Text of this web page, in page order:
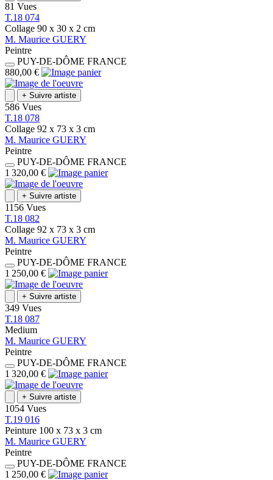
81 Vues
T.18 074
Collage 90 x 30 x 2 cm
M. Maurice GUERY
Peintre
PUY-DE-DÔME FRANCE
880,00 €
+ Suivre artiste
586 Vues
T.18 078
Collage 92 x 73 x 3 cm
M. Maurice GUERY
Peintre
PUY-DE-DÔME FRANCE
1 320,00 €
+ Suivre artiste
1156 Vues
T.18 082
Collage 92 x 73 x 3 cm
M. Maurice GUERY
Peintre
PUY-DE-DÔME FRANCE
1 250,00 €
+ Suivre artiste
349 Vues
T.18 087
Medium
M. Maurice GUERY
Peintre
PUY-DE-DÔME FRANCE
1 320,00 €
+ Suivre artiste
1054 Vues
T.19 016
Peinture 100 x 73 x 3 cm
M. Maurice GUERY
Peintre
PUY-DE-DÔME FRANCE
1 250,00 €